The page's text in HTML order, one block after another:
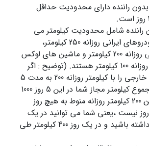
راننده دارای محدودیت حداقل
راننده شامل محدودیت کیلومتر می
باشند که برای خودروهای ایرانی روزانه 250 کیلومتر،
خودروهای خارجی روزانه 200 کیلومتر و ماشین های لوکس
دارای محدودیت روزانه 100 کیلومتر هستند. (توضیح : اگر
شما یک خودروی خارجی را با کیلومتر روزانه 200 به مدت 5
روز اجاره کنید، مجموع کیلومتر مجاز شما در این 5 روز 1000
کیلومتر است . این 200 کیلومتر روزانه منوط به هیچ روز
در این 5 روز نیست ،یعنی شما می توانید در یک
روز هیچ ترددی نداشته باشید و در یک روز 400 کیلومتر طی